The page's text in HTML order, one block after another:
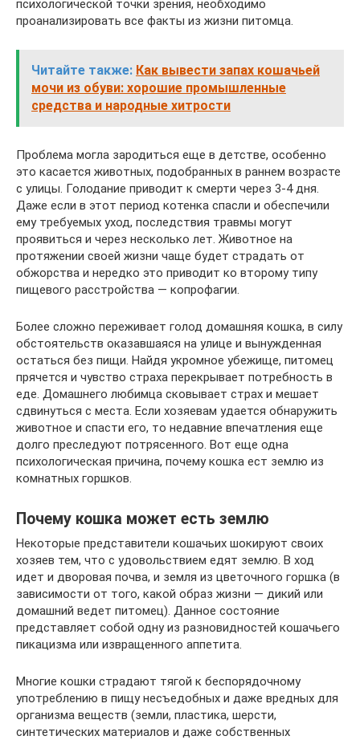
психологической точки зрения, необходимо
проанализировать все факты из жизни питомца.
Читайте также: Как вывести запах кошачьей
мочи из обуви: хорошие промышленные
средства и народные хитрости
Проблема могла зародиться еще в детстве, особенно
это касается животных, подобранных в раннем возрасте
с улицы. Голодание приводит к смерти через 3-4 дня.
Даже если в этот период котенка спасли и обеспечили
ему требуемых уход, последствия травмы могут
проявиться и через несколько лет. Животное на
протяжении своей жизни чаще будет страдать от
обжорства и нередко это приводит ко второму типу
пищевого расстройства — копрофагии.
Более сложно переживает голод домашняя кошка, в силу
обстоятельств оказавшаяся на улице и вынужденная
остаться без пищи. Найдя укромное убежище, питомец
прячется и чувство страха перекрывает потребность в
еде. Домашнего любимца сковывает страх и мешает
сдвинуться с места. Если хозяевам удается обнаружить
животное и спасти его, то недавние впечатления еще
долго преследуют потрясенного. Вот еще одна
психологическая причина, почему кошка ест землю из
комнатных горшков.
Почему кошка может есть землю
Некоторые представители кошачьих шокируют своих
хозяев тем, что с удовольствием едят землю. В ход
идет и дворовая почва, и земля из цветочного горшка (в
зависимости от того, какой образ жизни — дикий или
домашний ведет питомец). Данное состояние
представляет собой одну из разновидностей кошачьего
пикацизма или извращенного аппетита.
Многие кошки страдают тягой к беспорядочному
употреблению в пищу несъедобных и даже вредных для
организма веществ (земли, пластика, шерсти,
синтетических материалов и даже собственных